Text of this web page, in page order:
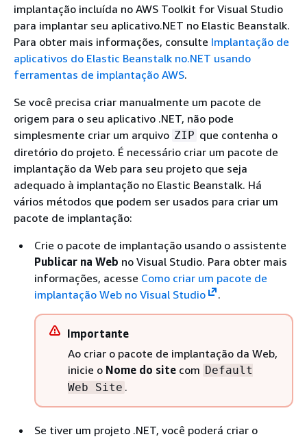
implantação incluída no AWS Toolkit for Visual Studio
para implantar seu aplicativo.NET no Elastic Beanstalk.
Para obter mais informações, consulte Implantação de
aplicativos do Elastic Beanstalk no.NET usando
ferramentas de implantação AWS.
Se você precisa criar manualmente um pacote de
origem para o seu aplicativo .NET, não pode
simplesmente criar um arquivo ZIP que contenha o
diretório do projeto. É necessário criar um pacote de
implantação da Web para seu projeto que seja
adequado à implantação no Elastic Beanstalk. Há
vários métodos que podem ser usados para criar um
pacote de implantação:
Crie o pacote de implantação usando o assistente
Publicar na Web no Visual Studio. Para obter mais
informações, acesse Como criar um pacote de
implantação Web no Visual Studio
.
Importante
Ao criar o pacote de implantação da Web,
inicie o Nome do site com Default
Web Site .
Se tiver um projeto .NET, você poderá criar o